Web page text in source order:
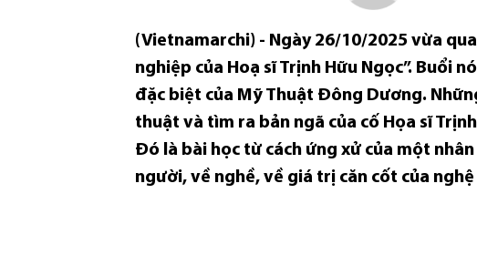
(Vietnamarchi) - Ngày 26/10/2025 vừa
nghiệp của Hoạ sĩ Trịnh Hữu Ngọc”. Buổi
đặc biệt của Mỹ Thuật Đông Dương.
thuật và tìm ra bản ngã của cố Họa sĩ
Đó là bài học từ cách ứng xử của một
người, về nghề, về giá trị căn cốt của